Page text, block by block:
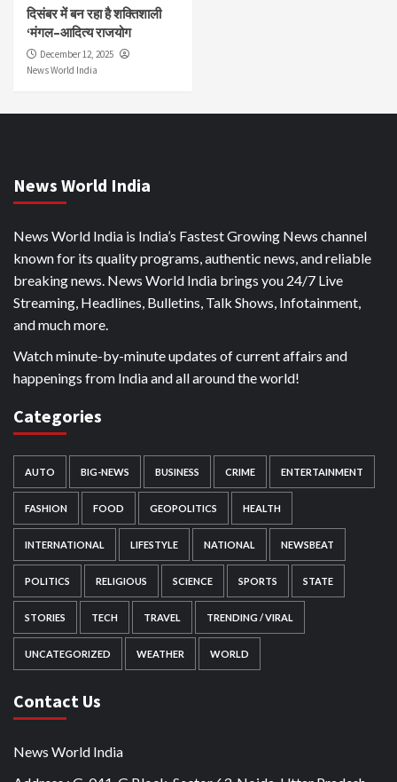
दिसंबर में बन रहा है शक्तिशाली
‘मंगल–आदित्य राजयोग
December 12, 2025
News World India
News World India
News World India is India’s Fastest Growing News channel
known for its quality programs, authentic news, and reliable
breaking news. News World India brings you 24/7 Live
Streaming, Headlines, Bulletins, Talk Shows, Infotainment,
and much more.
Watch minute-by-minute updates of current affairs and
happenings from India and all around the world!
Categories
AUTO BIG-NEWS BUSINESS CRIME ENTERTAINMENT
FASHION FOOD GEOPOLITICS HEALTH
INTERNATIONAL LIFESTYLE NATIONAL NEWSBEAT
POLITICS RELIGIOUS SCIENCE SPORTS STATE
STORIES TECH TRAVEL TRENDING / VIRAL
UNCATEGORIZED WEATHER WORLD
Contact Us
News World India